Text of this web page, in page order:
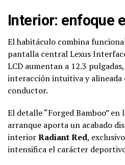
Interior: enfoque
El habitáculo combina
pantalla central Lexus
LCD aumentan a 12.3
interacción intuitiva y
conductor.
El detalle “Forged Bamboo”
arranque aporta un acabado
interiorRadiant Red,
intensifica el carácter